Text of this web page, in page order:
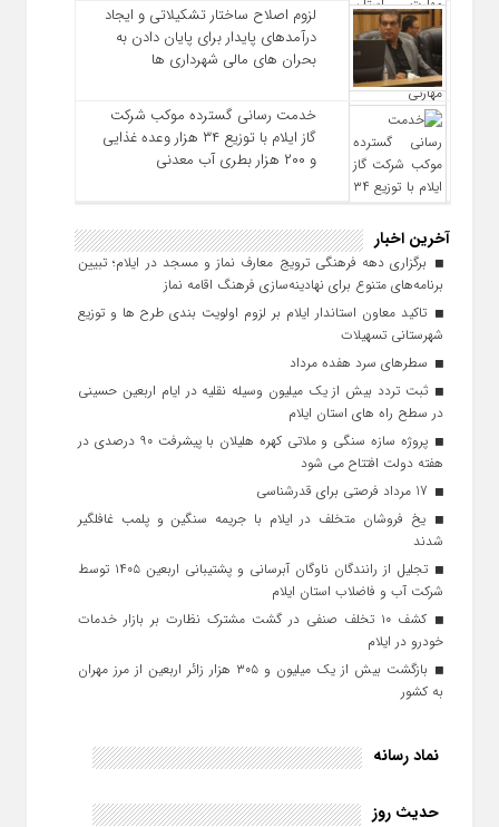
لزوم اصلاح ساختار تشکیلاتی و ایجاد
درآمدهای پایدار برای پایان دادن به
بحران‌ های مالی شهرداری‌ ها
خدمت رسانی گسترده موکب شرکت
گاز ایلام با توزیع ۳۴ هزار وعده غذایی
و ۲۰۰ هزار بطری آب معدنی
آخرین اخبار
برگزاری دهه فرهنگی ترویج معارف نماز و مسجد در ایلام؛ تبیین
برنامه‌های متنوع برای نهادینه‌سازی فرهنگ اقامه نماز
تاکید معاون استاندار ایلام بر لزوم اولویت‌ بندی طرح‌ ها و توزیع
شهرستانی تسهیلات
سطرهای سرد هفده مرداد
ثبت تردد بیش از یک میلیون وسیله نقلیه در ایام اربعین حسینی
در سطح راه‌ های استان ایلام
پروژه سازه سنگی و ملاتی کهره هلیلان با پیشرفت ۹۰ درصدی در
هفته دولت افتتاح می شود
یخ‌ فروشان متخلف در ایلام با جریمه سنگین و پلمب غافلگیر
شدند
تجلیل از رانندگان ناوگان آبرسانی و پشتیبانی اربعین ۱۴۰۵ توسط
شرکت آب و فاضلاب استان ایلام
کشف ۱۰ تخلف صنفی در گشت مشترک نظارت بر بازار خدمات
خودرو در ایلام
بازگشت بیش از یک میلیون و ۳۰۵ هزار زائر اربعین از مرز مهران
به کشور
نماد رسانه
حدیث روز